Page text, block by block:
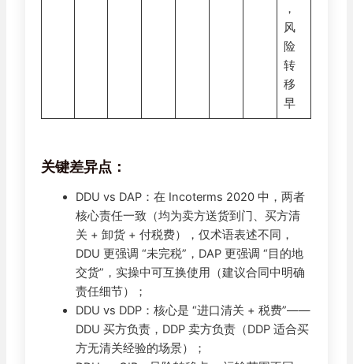
，
风
险
转
移
早
关键差异点：
DDU vs DAP：在 Incoterms 2020 中，两者
核心责任一致（均为卖方送货到门、买方清
关 + 卸货 + 付税费），仅术语表述不同，
DDU 更强调 “未完税”，DAP 更强调 “目的地
交货”，实操中可互换使用（建议合同中明确
责任细节）；
DDU vs DDP：核心是 “进口清关 + 税费”——
DDU 买方负责，DDP 卖方负责（DDP 适合买
方无清关经验的场景）；